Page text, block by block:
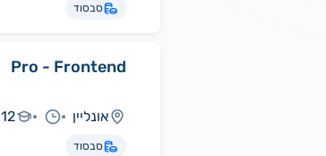
סבסוד
Pro - Frontend
אונליין 12 חודשים
סבסוד